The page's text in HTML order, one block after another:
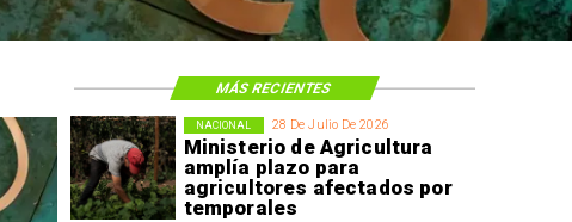
28 De Julio De 2026
Ministerio de Agricultura
amplía plazo para
agricultores afectados por
temporales
NACIONAL
MÁS RECIENTES